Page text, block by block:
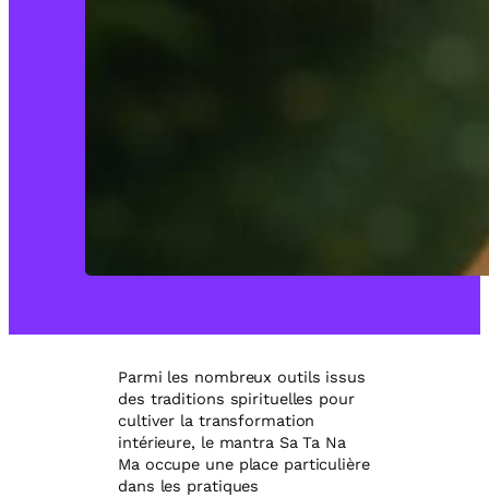
Parmi les nombreux outils issus
des traditions spirituelles pour
cultiver la transformation
intérieure, le mantra Sa Ta Na
Ma occupe une place particulière
dans les pratiques